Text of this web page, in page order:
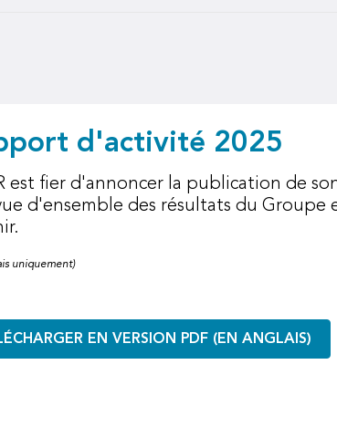
d'activité 2025
est fier d'annoncer la publication de
d'ensemble des résultats du Groupe
uniquement)
EN VERSION PDF (EN ANGLAIS)